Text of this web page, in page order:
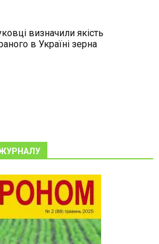
визначили якість
в Україні зерна
ЖУРНАЛУ